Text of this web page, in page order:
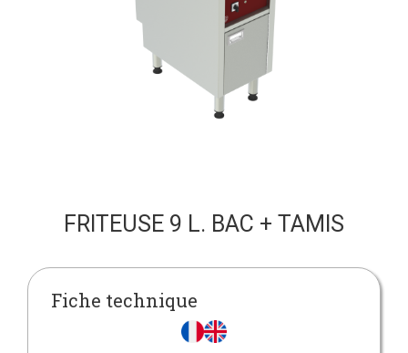
FRITEUSE 9 L. BAC + TAMIS
Fiche technique